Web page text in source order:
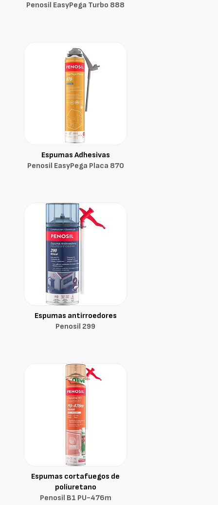
Penosil EasyPega Turbo 888
Espumas Adhesivas
Penosil EasyPega Placa 870
Espumas antirroedores
Penosil 299
Espumas cortafuegos de
poliuretano
Penosil B1 PU-476m